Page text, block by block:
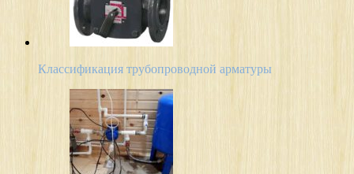
Классификация трубопроводной арматуры